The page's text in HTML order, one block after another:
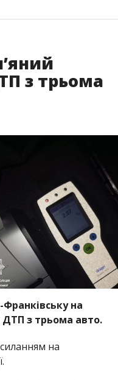
з трьома
на
ДТП з трьома авто.
на